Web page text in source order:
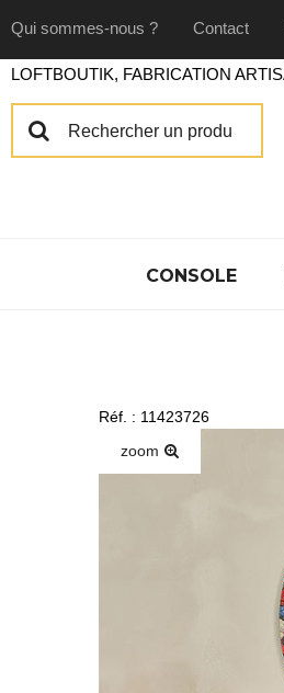
Qui sommes-nous ? Contact
CONSOLE
Réf. : 11423726
zoom
LOFTBOUTIK, FABRICATION